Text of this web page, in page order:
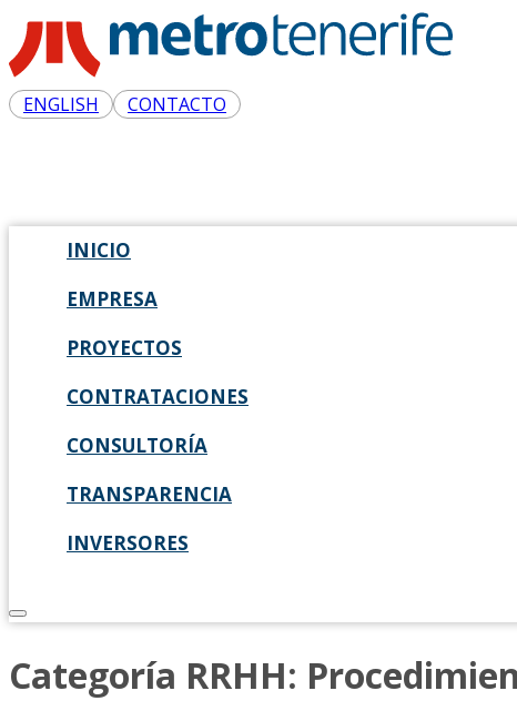
ENGLISH CONTACTO
INICIO
EMPRESA
PROYECTOS
CONTRATACIONES
CONSULTORÍA
TRANSPARENCIA
INVERSORES
Categoría RRHH: